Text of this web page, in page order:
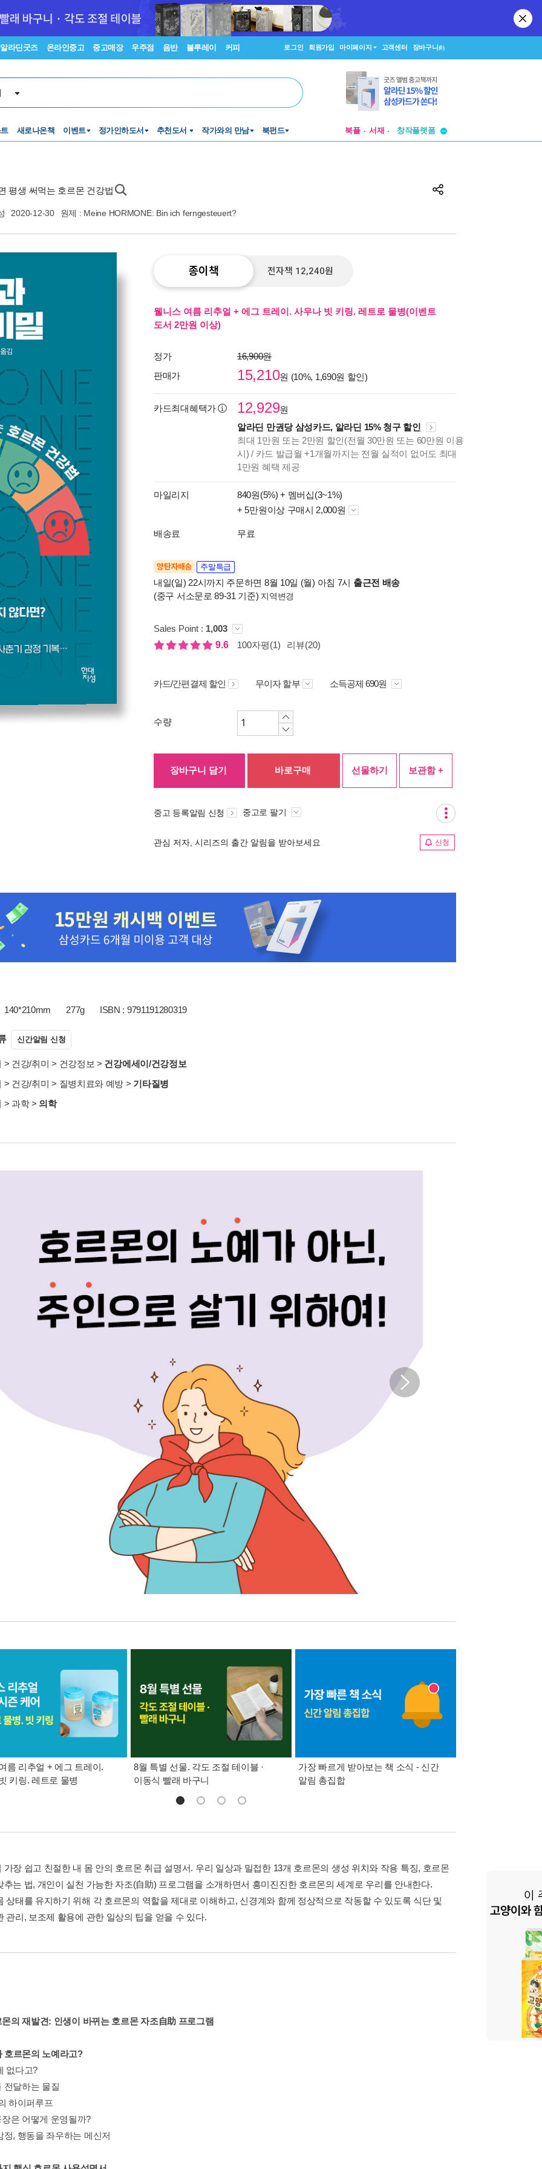
알라딘굿즈 온라인중고 중고매장 우주점 음반 블루레이 커피 로그인 회원가입 마이페이지 고객센터 장바구니(0)
새로나온책 이벤트 정가인하도서 추천도서 작가와의 만남 북펀드 북플 서재
창작플랫폼
평생 써먹는 호르몬 건강법
2020-12-30 원제 : Meine HORMONE: Bin ich ferngesteuert?
종이책 전자책 12,240원
웰니스 여름 리추얼 + 에그 트레이. 사우나 빗 키링. 레트로 물병(이벤트
도서 2만원 이상)
정가
16,900원
판매가
15,210원 (10%, 1,690원 할인)
카드최대혜택가 12,929원
알라딘 만권당 삼성카드, 알라딘 15% 청구 할인
최대 1만원 또는 2만원 할인(전월 30만원 또는 60만원 이용
시) / 카드 발급월 +1개월까지는 전월 실적이 없어도 최대
1만원 혜택 제공
마일리지 840원(5%) + 멤버십(3~1%)
+ 5만원이상 구매시 2,000원
배송료 무료
양탄자배송 주말특급
내일(일) 22시까지 주문하면 8월 10일 (월) 아침 7시 출근전 배송
(중구 서소문로 89-31 기준) 지역변경
Sales Point : 1,003
9.6
100자평(1) 리뷰(20)
카드/간편결제 할인 무이자 할부 소득공제 690원
수량
장바구니 담기 바로구매 선물하기 보관함 +
중고 등록알림 신청 중고로 팔기
관심 저자, 시리즈의 출간 알림을 받아보세요 신청
140*210mm 277g ISBN : 9791191280319
신간알림 신청
> 건강/취미 > 건강정보 > 건강에세이/건강정보
> 건강/취미 > 질병치료와 예방 > 기타질병
> 과학> 의학
름 리추얼 + 에그 트레이.
키링. 레트로 물병
8월 특별 선물. 각도 조절 테이블 ·
이동식 빨래 바구니
가장 빠르게 받아보는 책 소식 - 신간
알림 총집합
가장 쉽고 친절한 내 몸 안의 호르몬 취급 설명서. 우리 일상과 밀접한 13개 호르몬의 생성 위치와 작용 특징, 호르몬
추는 법, 개인이 실천 가능한 자조(自助) 프로그램을 소개하면서 흥미진진한 호르몬의 세계로 우리를 안내한다.
상태를 유지하기 위해 각 호르몬의 역할을 제대로 이해하고, 신경계와 함께 정상적으로 작동할 수 있도록 식단 및
관리, 보조제 활용에 관한 일상의 팁을 얻을 수 있다.
의 재발견: 인생이 바뀌는 호르몬 자조自助 프로그램
호르몬의 노예라고?
없다고?
전달하는 물질
하이퍼루프
은 어떻게 운영될까?
정, 행동을 좌우하는 메신저